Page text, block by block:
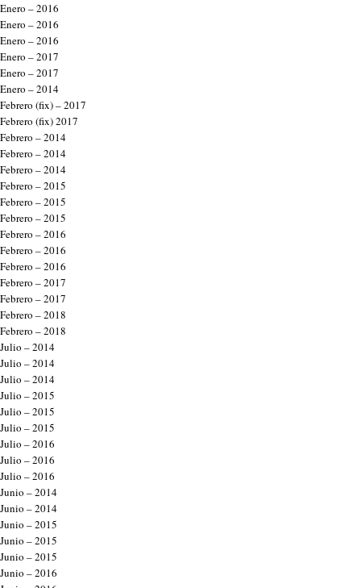
Enero – 2016
Enero – 2016
Enero – 2016
Enero – 2017
Enero – 2017
Enero – 2014
Febrero (fix) – 2017
Febrero (fix) 2017
Febrero – 2014
Febrero – 2014
Febrero – 2014
Febrero – 2015
Febrero – 2015
Febrero – 2015
Febrero – 2016
Febrero – 2016
Febrero – 2016
Febrero – 2017
Febrero – 2017
Febrero – 2018
Febrero – 2018
Julio – 2014
Julio – 2014
Julio – 2014
Julio – 2015
Julio – 2015
Julio – 2015
Julio – 2016
Julio – 2016
Julio – 2016
Junio – 2014
Junio – 2014
Junio – 2015
Junio – 2015
Junio – 2015
Junio – 2016